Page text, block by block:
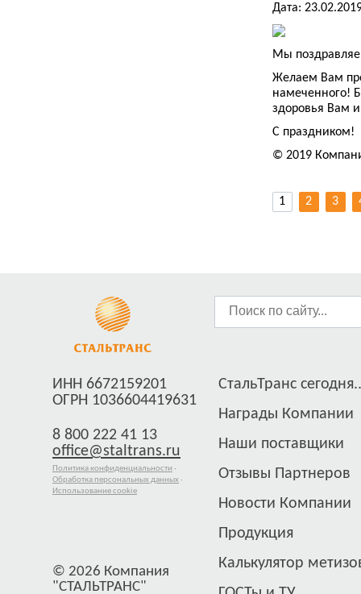
Дата:
Мы
Желаем Вам
намеченного!
здоровья Вам
С праздником!
© 2019
1 2 3
ИНН 6672159201
ОГРН 1036604419631
8 800 222 41 13
office@staltrans.ru
Политика конфиденциальности ·
Обработка персональных данных ·
Использование cookie
© 2026 Компания
"СТАЛЬТРАНС"
СтальТранс
Награды Компании
Наши поставщики
Отзывы Партнеров
Новости Компании
Продукция
Калькулятор